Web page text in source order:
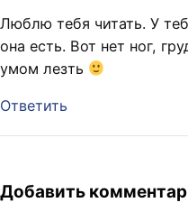
Люблю тебя читать. У
она есть. Вот нет ног,
умом лезть
Ответить
Добавить